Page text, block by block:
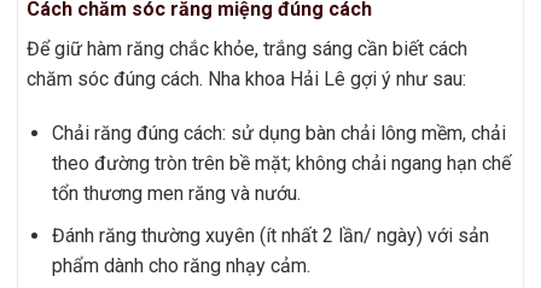
Cách chăm sóc răng miệng đúng cách
Để giữ hàm răng chắc khỏe, trắng sáng cần biết cách
chăm sóc đúng cách. Nha khoa Hải Lê gợi ý như sau:
Chải răng đúng cách: sử dụng bàn chải lông mềm, chải
theo đường tròn trên bề mặt; không chải ngang hạn chế
tổn thương men răng và nướu.
Đánh răng thường xuyên (ít nhất 2 lần/ ngày) với sản
phẩm dành cho răng nhạy cảm.